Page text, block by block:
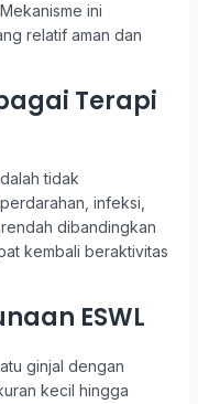
ini
relatif aman dan
Terapi
tidak
infeksi,
dibandingkan
kembali beraktivitas
ESWL
ginjal dengan
kecil hingga